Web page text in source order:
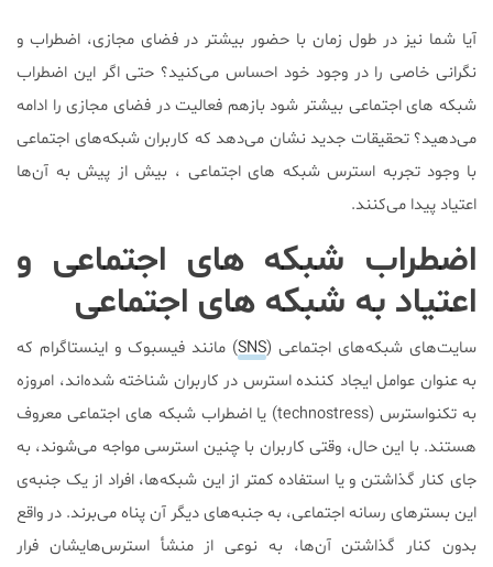
آیا شما نیز در طول زمان با حضور بیشتر در فضای مجازی، اضطراب و
نگرانی خاصی را در وجود خود احساس می‌کنید؟ حتی اگر این اضطراب
شبکه های اجتماعی بیشتر شود بازهم فعالیت در فضای مجازی را ادامه
می‌دهید؟ تحقیقات جدید نشان می‌دهد که کاربران شبکه‌های اجتماعی
با وجود تجربه استرس شبکه‌ های اجتماعی ، بیش از پیش به آن‌ها
اعتیاد پیدا می‌کنند.
اضطراب شبکه های اجتماعی و
اعتیاد به شبکه های اجتماعی
سایت‌های شبکه‌های اجتماعی (SNS) مانند فیسبوک و اینستاگرام که
به عنوان عوامل ایجاد کننده استرس در کاربران شناخته شده‌اند، امروزه
به تکنواسترس (technostress) یا اضطراب شبکه های اجتماعی معروف
هستند. با این حال، وقتی کاربران با چنین استرسی مواجه می‌شوند، به
جای کنار گذاشتن و یا استفاده کمتر از این شبکه‌ها، افراد از یک جنبه‌ی
این بستر‌های رسانه اجتماعی، به جنبه‌های دیگر آن‌ پناه می‌برند. در واقع
بدون کنار گذاشتن آن‌ها، به نوعی از منشأ استرس‌هایشان فرار